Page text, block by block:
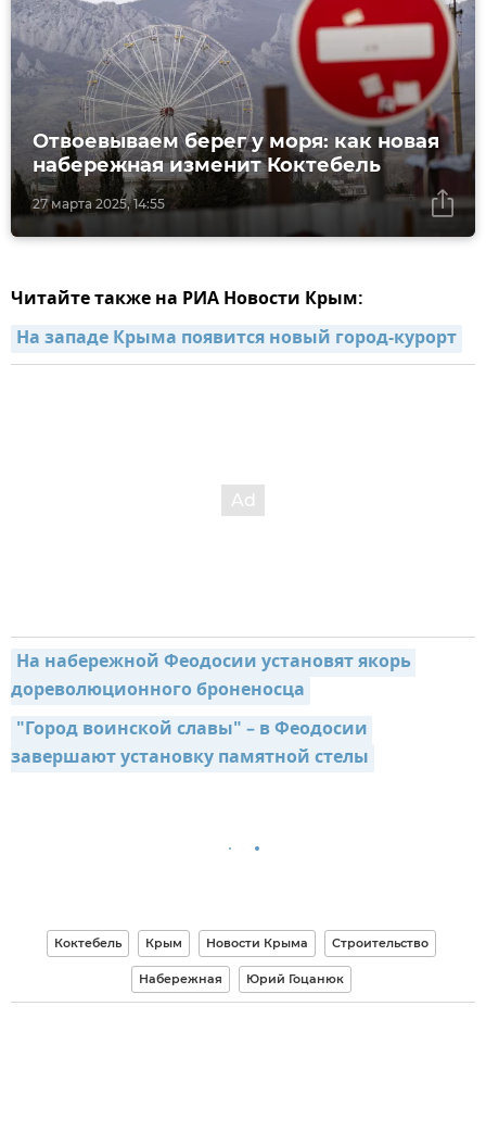
27 марта 2025, 14:55
Отвоевываем берег у моря: как новая
набережная изменит Коктебель
Читайте также на РИА Новости Крым:
На западе Крыма появится новый город-курорт
На набережной Феодосии установят якорь
дореволюционного броненосца
"Город воинской славы" – в Феодосии
завершают установку памятной стелы
Коктебель Крым Новости Крыма Строительство
Набережная Юрий Гоцанюк